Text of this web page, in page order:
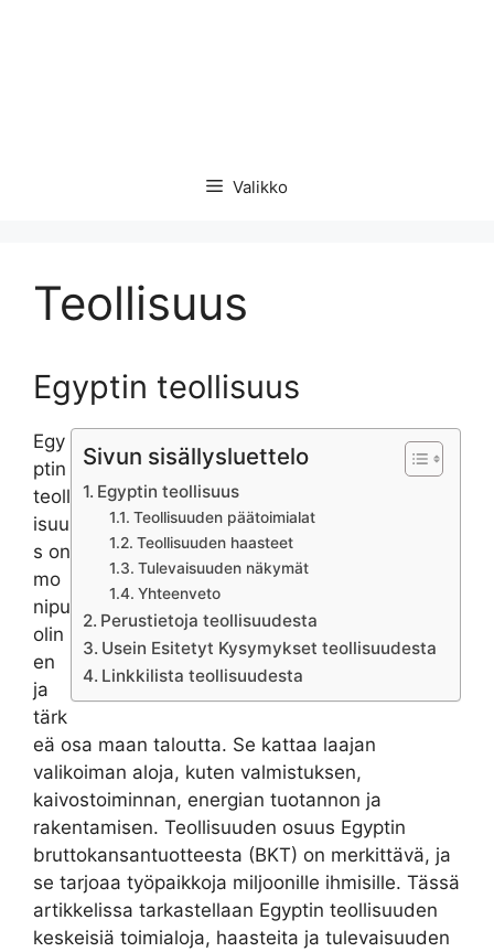
Valikko
Teollisuus
Egyptin teollisuus
Sivun sisällysluettelo
Egyptin teollisuus
Teollisuuden päätoimialat
Teollisuuden haasteet
Tulevaisuuden näkymät
Yhteenveto
Perustietoja teollisuudesta
Usein Esitetyt Kysymykset teollisuudesta
Linkkilista teollisuudesta
Egy
ptin
teoll
isuu
s on
mo
nipu
olin
en
ja
tärk
eä osa maan taloutta. Se kattaa laajan
valikoiman aloja, kuten valmistuksen,
kaivostoiminnan, energian tuotannon ja
rakentamisen. Teollisuuden osuus Egyptin
bruttokansantuotteesta (BKT) on merkittävä, ja
se tarjoaa työpaikkoja miljoonille ihmisille. Tässä
artikkelissa tarkastellaan Egyptin teollisuuden
keskeisiä toimialoja, haasteita ja tulevaisuuden